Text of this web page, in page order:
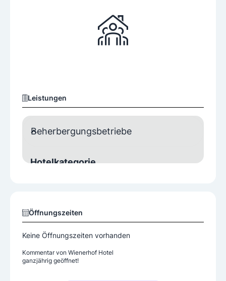
Leistungen
Beherbergungsbetriebe
Hotelkategorie
Reisegruppen
Senioren
Familien
Unterkunft
Öffnungszeiten
Keine Öffnungszeiten vorhanden
Kommentar von Wienerhof Hotel
ganzjährig geöffnet!